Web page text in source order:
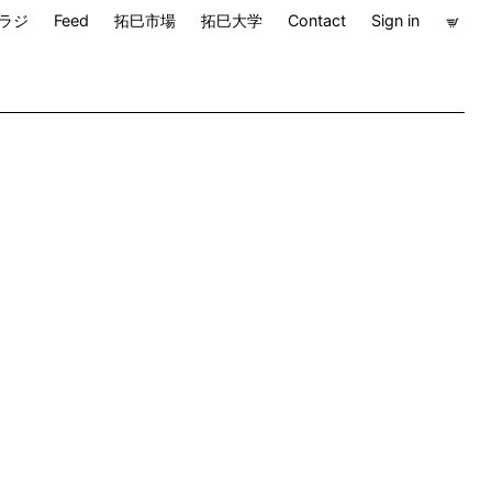
ジ Feed 拓巳市場 拓巳大学 Contact Sign in